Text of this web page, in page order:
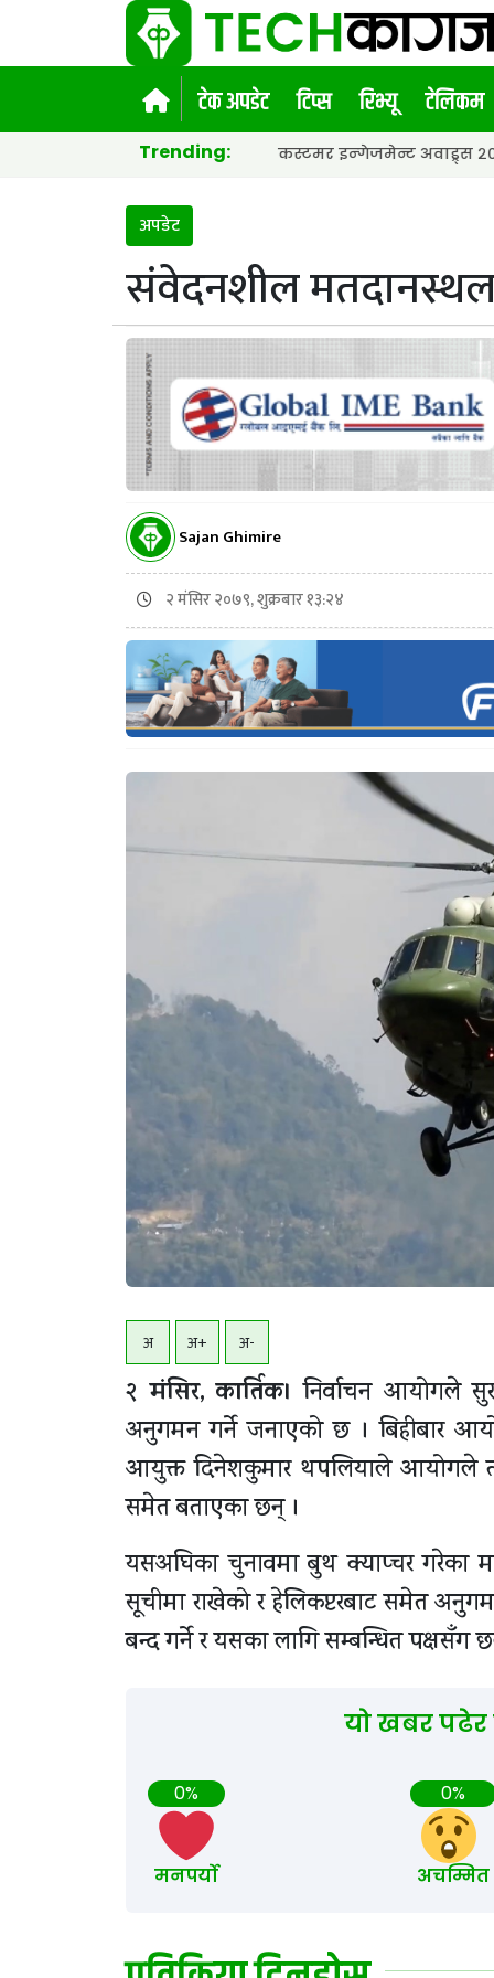
टेक अपडेट टिप्स रिभ्यू टेलिकम
Trending:
१५औं एसीईएफ ग्लोबल कस्टमर इन्गेजमेन्ट अवाड्र्स २०२६ मा ‘पीआर
अपडेट
संवेदनशील
Sajan Ghimire
२ मंसिर २०७९, शुक्रबार १३:२४
अ अ+ अ-
२ मंसिर, कार्तिक। निर्वाचन आयोगले
अनुगमन गर्ने जनाएको छ । बिहीबार
आयुक्त दिनेशकुमार थपलियाले आयोगले
समेत बताएका छन् ।
यसअघिका चुनावमा बुथ क्याप्चर गरेका
सूचीमा राखेको र हेलिकप्टरबाट समेत
बन्द गर्ने र यसका लागि सम्बन्धित पक्षसँग
यो खबर
0%
मनपर्यो
0%
अचम्मित